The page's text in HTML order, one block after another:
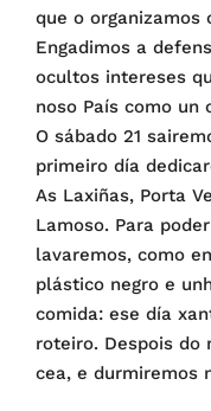
que o organizamos
Engadimos a
ocultos intereses
noso País como un
O sábado 21
primeiro día
As Laxiñas, Porta
Lamoso. Para
lavaremos, como
plástico negro e
comida: ese día
roteiro. Despois do
cea, e durmiremos